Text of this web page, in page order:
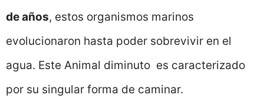
de años, estos organismos marinos
evolucionaron hasta poder sobrevivir en el
agua. Este Animal diminuto es caracterizado
por su singular forma de caminar.